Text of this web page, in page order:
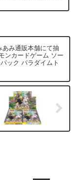
あみ通販本舗にて抽
ンカードゲーム ソー
ック パラダイムト